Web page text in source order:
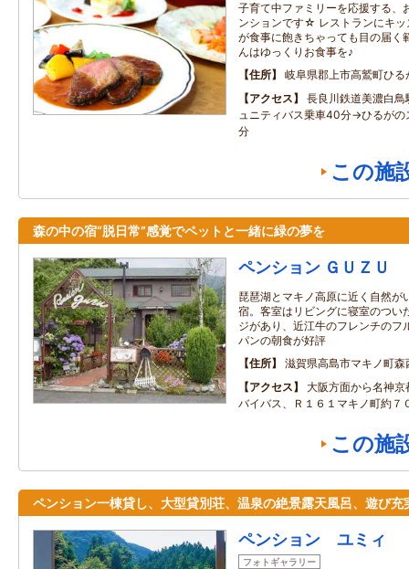
子育て中ファミリーを応援する、
ンションです☆ レストランにキッ
が食事に飽きちゃっても目の届く
んはゆっくりお食事を♪
住所
岐阜県郡上市高鷲町ひ
アクセス
長良川鉄道美濃白
ュニティバス乗車40分→ひるがの
分
この施
森の中の宿“脱日常”感覚でペットと一緒に緑の夢を
ペンション ＧＵＺＵ
琵琶湖とマキノ高原に近く自然が
宿。客室はリビングに寝室のつい
ジがあり、近江牛のフレンチのフ
パンの朝食が好評
住所
滋賀県高島市マキノ町森
アクセス
大阪方面から名神
バイバス、Ｒ１６１マキノ町約７
この施
ペンション一棟貸し、大型貸別荘、温泉の絶景露天風呂、遊び充
ペンション ユミィ
フォトギャラリー